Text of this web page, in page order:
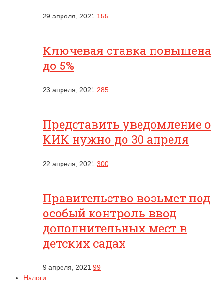
29 апреля, 2021 155
Ключевая ставка повышена
до 5%
23 апреля, 2021 285
Представить уведомление о
КИК нужно до 30 апреля
22 апреля, 2021 300
Правительство возьмет под
особый контроль ввод
дополнительных мест в
детских садах
9 апреля, 2021 99
Налоги